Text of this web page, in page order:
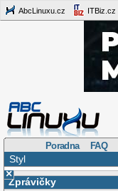
AbcLinuxu.cz ITBiz.cz
Poradna FAQ
Styl
×
Zprávičky